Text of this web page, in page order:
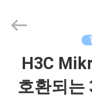
2026
Shenzhen
Reserved.
Developed
H3C
호환되는